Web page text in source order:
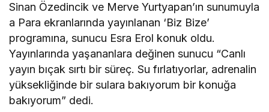
Sinan Özedincik ve Merve Yurtyapan’ın sunumuyla
a Para ekranlarında yayınlanan ‘Biz Bize’
programına, sunucu Esra Erol konuk oldu.
Yayınlarında yaşananlara değinen sunucu “Canlı
yayın bıçak sırtı bir süreç. Su fırlatıyorlar, adrenalin
yüksekliğinde bir sulara bakıyorum bir konuğa
bakıyorum” dedi.